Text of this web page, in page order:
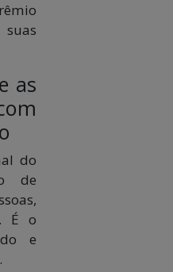
as
do
de
É o
e